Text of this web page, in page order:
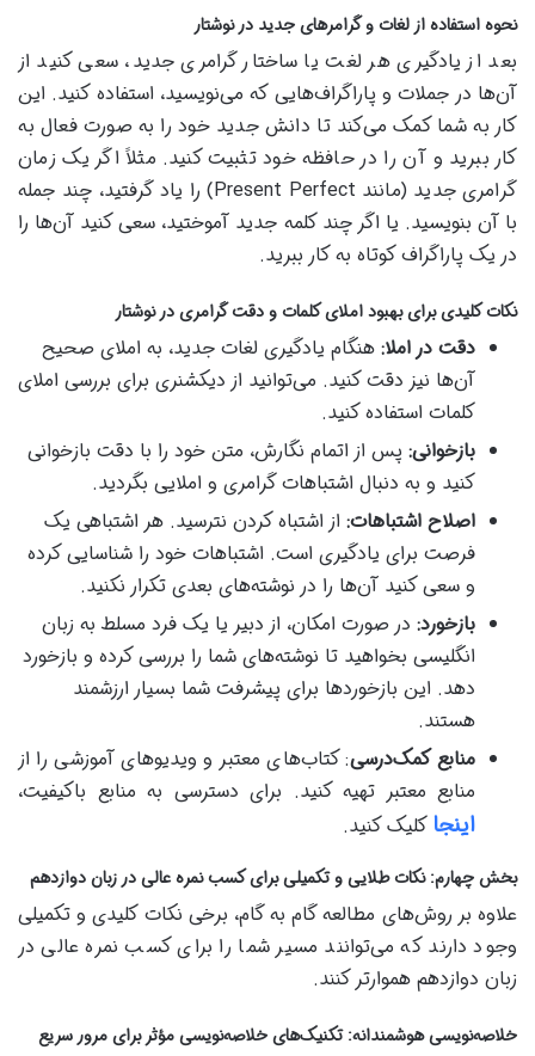
نحوه استفاده از لغات و گرامرهای جدید در نوشتار
بعد از یادگیری هر لغت یا ساختار گرامری جدید، سعی کنید از
آن‌ها در جملات و پاراگراف‌هایی که می‌نویسید، استفاده کنید. این
کار به شما کمک می‌کند تا دانش جدید خود را به صورت فعال به
کار ببرید و آن را در حافظه خود تثبیت کنید. مثلاً اگر یک زمان
گرامری جدید (مانند Present Perfect) را یاد گرفتید، چند جمله
با آن بنویسید. یا اگر چند کلمه جدید آموختید، سعی کنید آن‌ها را
در یک پاراگراف کوتاه به کار ببرید.
نکات کلیدی برای بهبود املای کلمات و دقت گرامری در نوشتار
دقت در املا: هنگام یادگیری لغات جدید، به املای صحیح
آن‌ها نیز دقت کنید. می‌توانید از دیکشنری برای بررسی املای
کلمات استفاده کنید.
بازخوانی: پس از اتمام نگارش، متن خود را با دقت بازخوانی
کنید و به دنبال اشتباهات گرامری و املایی بگردید.
اصلاح اشتباهات: از اشتباه کردن نترسید. هر اشتباهی یک
فرصت برای یادگیری است. اشتباهات خود را شناسایی کرده
و سعی کنید آن‌ها را در نوشته‌های بعدی تکرار نکنید.
بازخورد: در صورت امکان، از دبیر یا یک فرد مسلط به زبان
انگلیسی بخواهید تا نوشته‌های شما را بررسی کرده و بازخورد
دهد. این بازخوردها برای پیشرفت شما بسیار ارزشمند
هستند.
منابع کمک‌درسی: کتاب‌های معتبر و ویدیوهای آموزشی را از
منابع معتبر تهیه کنید. برای دسترسی به منابع باکیفیت،
اینجا کلیک کنید.
بخش چهارم: نکات طلایی و تکمیلی برای کسب نمره عالی در زبان دوازدهم
علاوه بر روش‌های مطالعه گام به گام، برخی نکات کلیدی و تکمیلی
وجود دارند که می‌توانند مسیر شما را برای کسب نمره عالی در
زبان دوازدهم هموارتر کنند.
خلاصه‌نویسی هوشمندانه: تکنیک‌های خلاصه‌نویسی مؤثر برای مرور سریع